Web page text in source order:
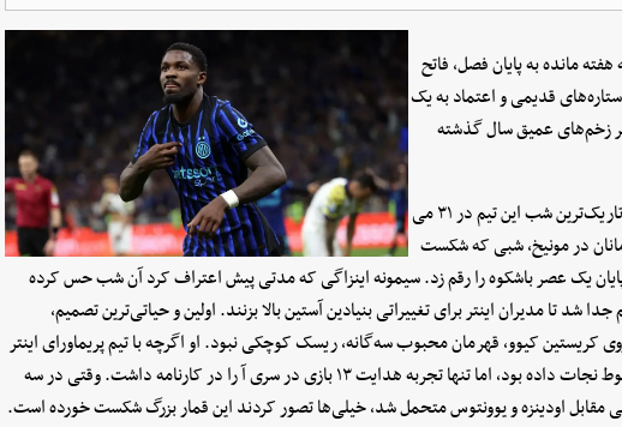
هفته مانده به پایان فصل، فاتح
قدیمی و اعتماد به یک
زخم‌های عمیق سال گذشته
اسکودتوی شماره ۲۱ اینتر، از دل تاریک‌ترین شب این تیم در ۳۱ می
در مونیخ، شبی که شکست
پایان یک عصر باشکوه را رقم زد. سیمونه اینزاگی که مدتی پیش اعتراف کرد آن شب حس کرده
شد تا مدیران اینتر برای تغییراتی بنیادین آستین بالا بزنند. اولین و حیاتی‌ترین تصمیم،
کریستین کیوو، قهرمان محبوب سه‌گانه، ریسک کوچکی نبود. او اگرچه با تیم پریماورای اینتر
قهرمان شده و پارما را از خطر سقوط نجات داده بود، اما تنها تجربه هدایت ۱۳ بازی در سری آ را در کارنامه داشت. وقتی در سه
مقابل اودینزه و یوونتوس متحمل شد، خیلی‌ها تصور کردند این قمار بزرگ شکست خورده است.